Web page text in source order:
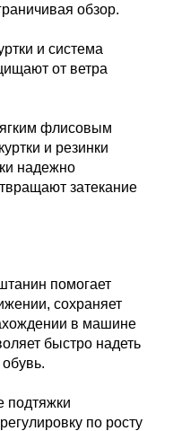
обзор.
и система
от ветра
флисовым
и резинки
надежно
затекание
помогает
сохраняет
в машине
быстро надеть
подтяжки
по росту